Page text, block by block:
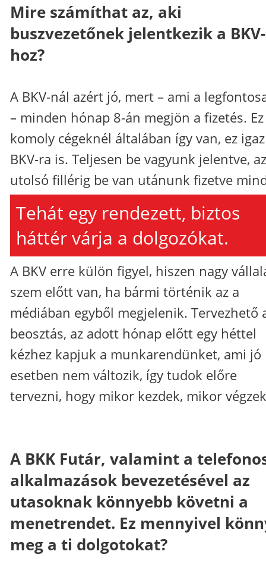
Mire számíthat az, aki
buszvezetőnek jelentkezik a BKV-
hoz?
A BKV-nál azért jó, mert – ami a
– minden hónap 8-án megjön a fizetés. Ez
komoly cégeknél általában így van, ez
BKV-ra is. Teljesen be vagyunk jelentve, az
utolsó fillérig be van utánunk fizetve
Tehát egy rendezett, biztos
háttér várja a dolgozókat.
A BKV erre külön figyel, hiszen nagy
szem előtt van, ha bármi történik az a
médiában egyből megjelenik. Tervezhető
beosztás, az adott hónap előtt egy héttel
kézhez kapjuk a munkarendünket, ami jó
esetben nem változik, így tudok előre
tervezni, hogy mikor kezdek, mikor
A BKK Futár, valamint a
alkalmazások bevezetésével az
utasoknak könnyebb követni a
menetrendet. Ez mennyivel
meg a ti dolgotokat?